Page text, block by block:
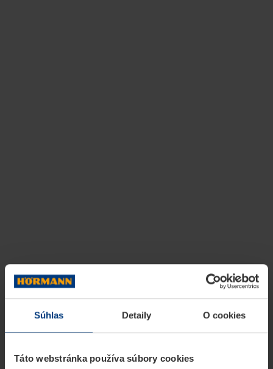
Súhlas Detaily O cookies
Táto webstránka používa súbory cookies